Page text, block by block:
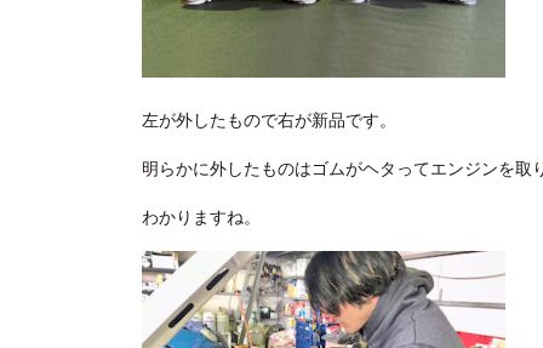
左が外したもので右が新品です。
明らかに外したものはゴムがヘタってエンジンを取
わかりますね。